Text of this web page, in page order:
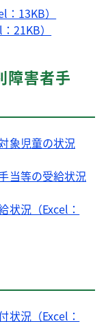
13KB）
21KB）
障害者手
象児童の状況
当等の受給状況
状況（Excel：
状況（Excel：